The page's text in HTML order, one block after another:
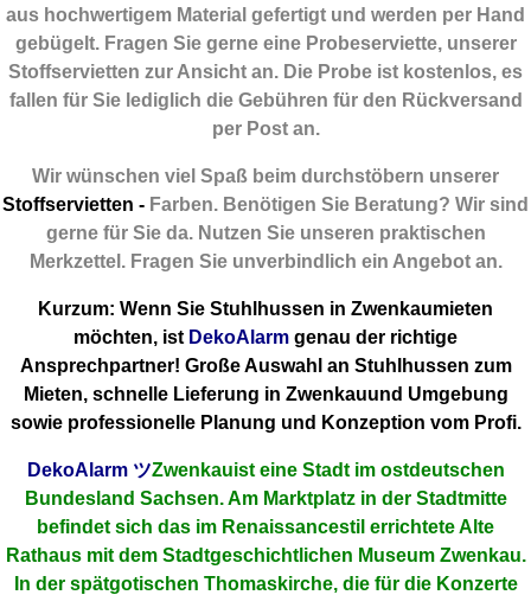
aus hochwertigem Material gefertigt und werden per Hand
gebügelt. Fragen Sie gerne eine Probeserviette, unserer
Stoffservietten zur Ansicht an. Die Probe ist kostenlos, es
fallen für Sie lediglich die Gebühren für den Rückversand
per Post an.
Wir wünschen viel Spaß beim durchstöbern unserer
Stoffservietten - Farben. Benötigen Sie Beratung? Wir sind
gerne für Sie da. Nutzen Sie unseren praktischen
Merkzettel. Fragen Sie unverbindlich ein Angebot an.
Kurzum: Wenn Sie Stuhlhussen in Zwenkaumieten
möchten, ist DekoAlarm genau der richtige
Ansprechpartner! Große Auswahl an Stuhlhussen zum
Mieten, schnelle Lieferung in Zwenkauund Umgebung
sowie professionelle Planung und Konzeption vom Profi.
DekoAlarm ツZwenkauist eine Stadt im ostdeutschen
Bundesland Sachsen. Am Marktplatz in der Stadtmitte
befindet sich das im Renaissancestil errichtete Alte
Rathaus mit dem Stadtgeschichtlichen Museum Zwenkau.
In der spätgotischen Thomaskirche, die für die Konzerte